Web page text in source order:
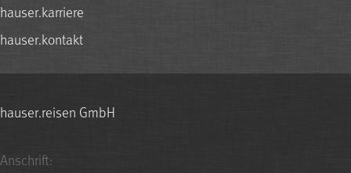
hauser.karriere
hauser.kontakt
hauser.reisen GmbH
Anschrift: